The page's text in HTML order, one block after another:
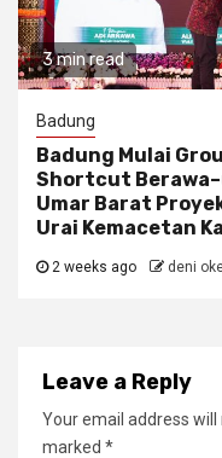
3 min read
Badung
Badung Mulai
Shortcut
Umar Barat
Urai Kemacetan
2 weeks ago deni
Leave a Reply
Your email address will
marked *